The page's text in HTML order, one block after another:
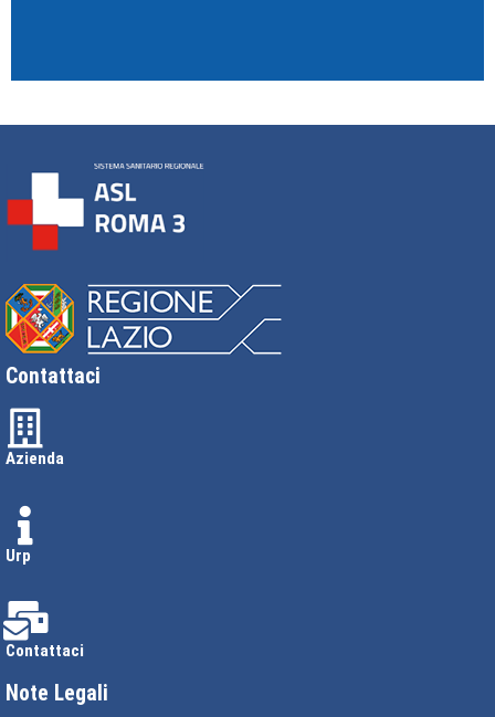
Contattaci
Azienda
Urp
Contattaci
Note Legali